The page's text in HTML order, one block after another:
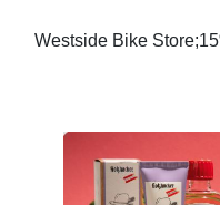
Westside Bike